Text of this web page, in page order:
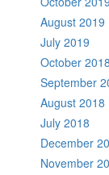
August 2019
July 2019
October 2018
September
August 2018
July 2018
December
November